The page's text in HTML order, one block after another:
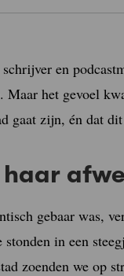
en
Maar het gevoel
gaat zijn, én dat
haar
gebaar was,
in een
zoenden we op